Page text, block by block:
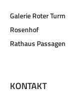
Galerie Roter Turm
Rosenhof
Rathaus Passagen
KONTAKT